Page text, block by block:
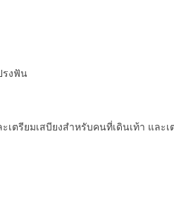
รงฟัน
เตรียมเสบียงสำหรับคนที่เดินเท้า และ